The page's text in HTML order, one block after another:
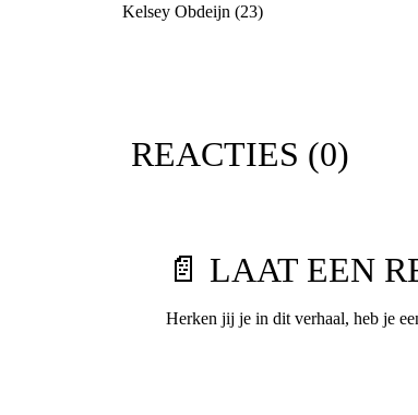
Kelsey Obdeijn (23)
REACTIES (0)
📄 LAAT EEN
Herken jij je in dit verhaal, heb je